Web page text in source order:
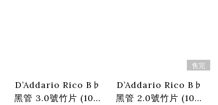
D’Addario Rico B♭
黑管 3.0號竹片 (10片
售完
D’Addario Rico B♭
黑管 2.0號竹片 (10片